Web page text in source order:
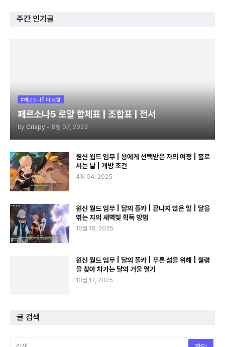
주간 인기글
#페르소나5 더 로열
페르소나5 로얄 합체표 | 조합표 | 전서
by Crispy - 8월 07, 2023
원신 월드 임무 | 용에게 선택받은 자의 여정 | 홀로
서는 날 | 개방 조건
4월 04, 2025
원신 월드 임무 | 달의 폴카 | 끝나지 않은 일 | 달을
엮는 자의 새벽빛 획득 방법
10월 18, 2025
원신 월드 임무 | 달의 폴카 | 푸른 섬을 위해 | 월령
을 찾아 차가는 달의 거울 열기
10월 17, 2025
글 검색